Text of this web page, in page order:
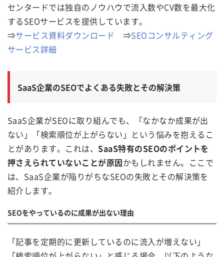
センタードでは独自のノウハウで流入数やCV数を最大化
するSEOサービスを提供しています。
⇒サービス資料ダウンロード ⇒SEOコンサルティング
サービス詳細
SaaS企業のSEOでよくある失敗とその解決策
SaaS企業がSEOに取り組んでも、「なかなか成果が出
ない」「検索順位が上がらない」という悩みを抱えるこ
とがあります。これは、 SaaS特有のSEOのポイントを
押さえられていないことが原因かもしれません。ここで
は、SaaS企業が陥りがちなSEOの失敗とその解決策を
紹介します。
SEOをやっているのに成果が出ない理由
「記事を定期的に更新しているのに流入が増えない」